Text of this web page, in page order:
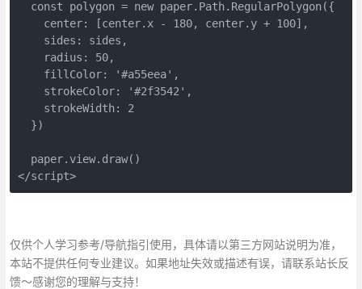
  const polygon = new paper.Path.RegularPolygon({
    center: [center.x - 180, center.y + 100],
    sides: sides,
    radius: 50,
    fillColor: '#a55eea',
    strokeColor: '#2f3542',
    strokeWidth: 2
  })
  paper.view.draw()
</script>
仅供个人学习参考/导航指引使用，具体请以第三方网站说明为准，
本站不提供任何专业建议。如果地址失效或描述有误，请联系站长反
馈～感谢您的理解与支持！